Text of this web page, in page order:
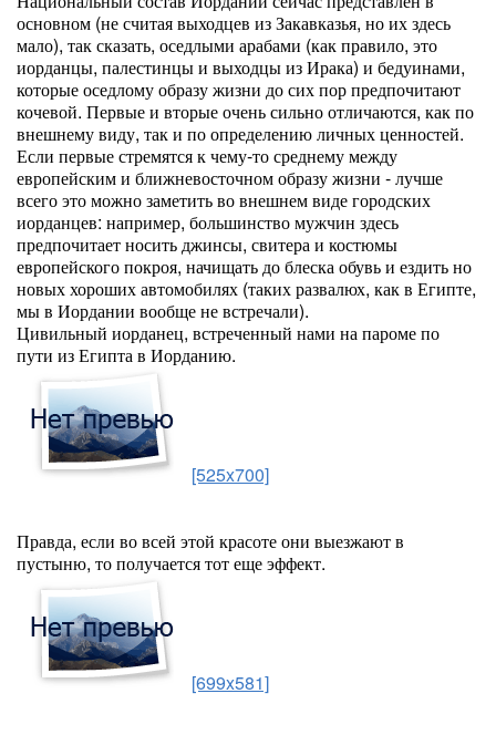
основном (не считая выходцев из Закавказья, но их здесь
мало), так сказать, оседлыми арабами (как правило, это
иорданцы, палестинцы и выходцы из Ирака) и бедуинами,
которые оседлому образу жизни до сих пор предпочитают
кочевой. Первые и вторые очень сильно отличаются, как по
внешнему виду, так и по определению личных ценностей.
Если первые стремятся к чему-то среднему между
европейским и ближневосточном образу жизни - лучше
всего это можно заметить во внешнем виде городских
иорданцев: например, большинство мужчин здесь
предпочитает носить джинсы, свитера и костюмы
европейского покроя, начищать до блеска обувь и ездить но
новых хороших автомобилях (таких развалюх, как в Египте,
мы в Иордании вообще не встречали).
Цивильный иорданец, встреченный нами на пароме по
пути из Египта в Иорданию.
[525x700]
Правда, если во всей этой красоте они выезжают в
пустыню, то получается тот еще эффект.
[699x581]